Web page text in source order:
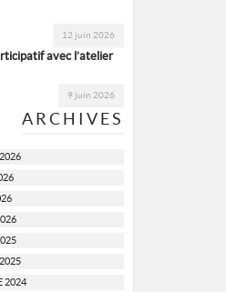
12 juin 2026
avec l’atelier
9 juin 2026
ARCHIVES
2024